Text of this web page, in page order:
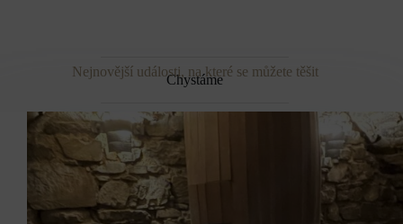
Chystáme
Nejnovější události, na které se můžete těšit